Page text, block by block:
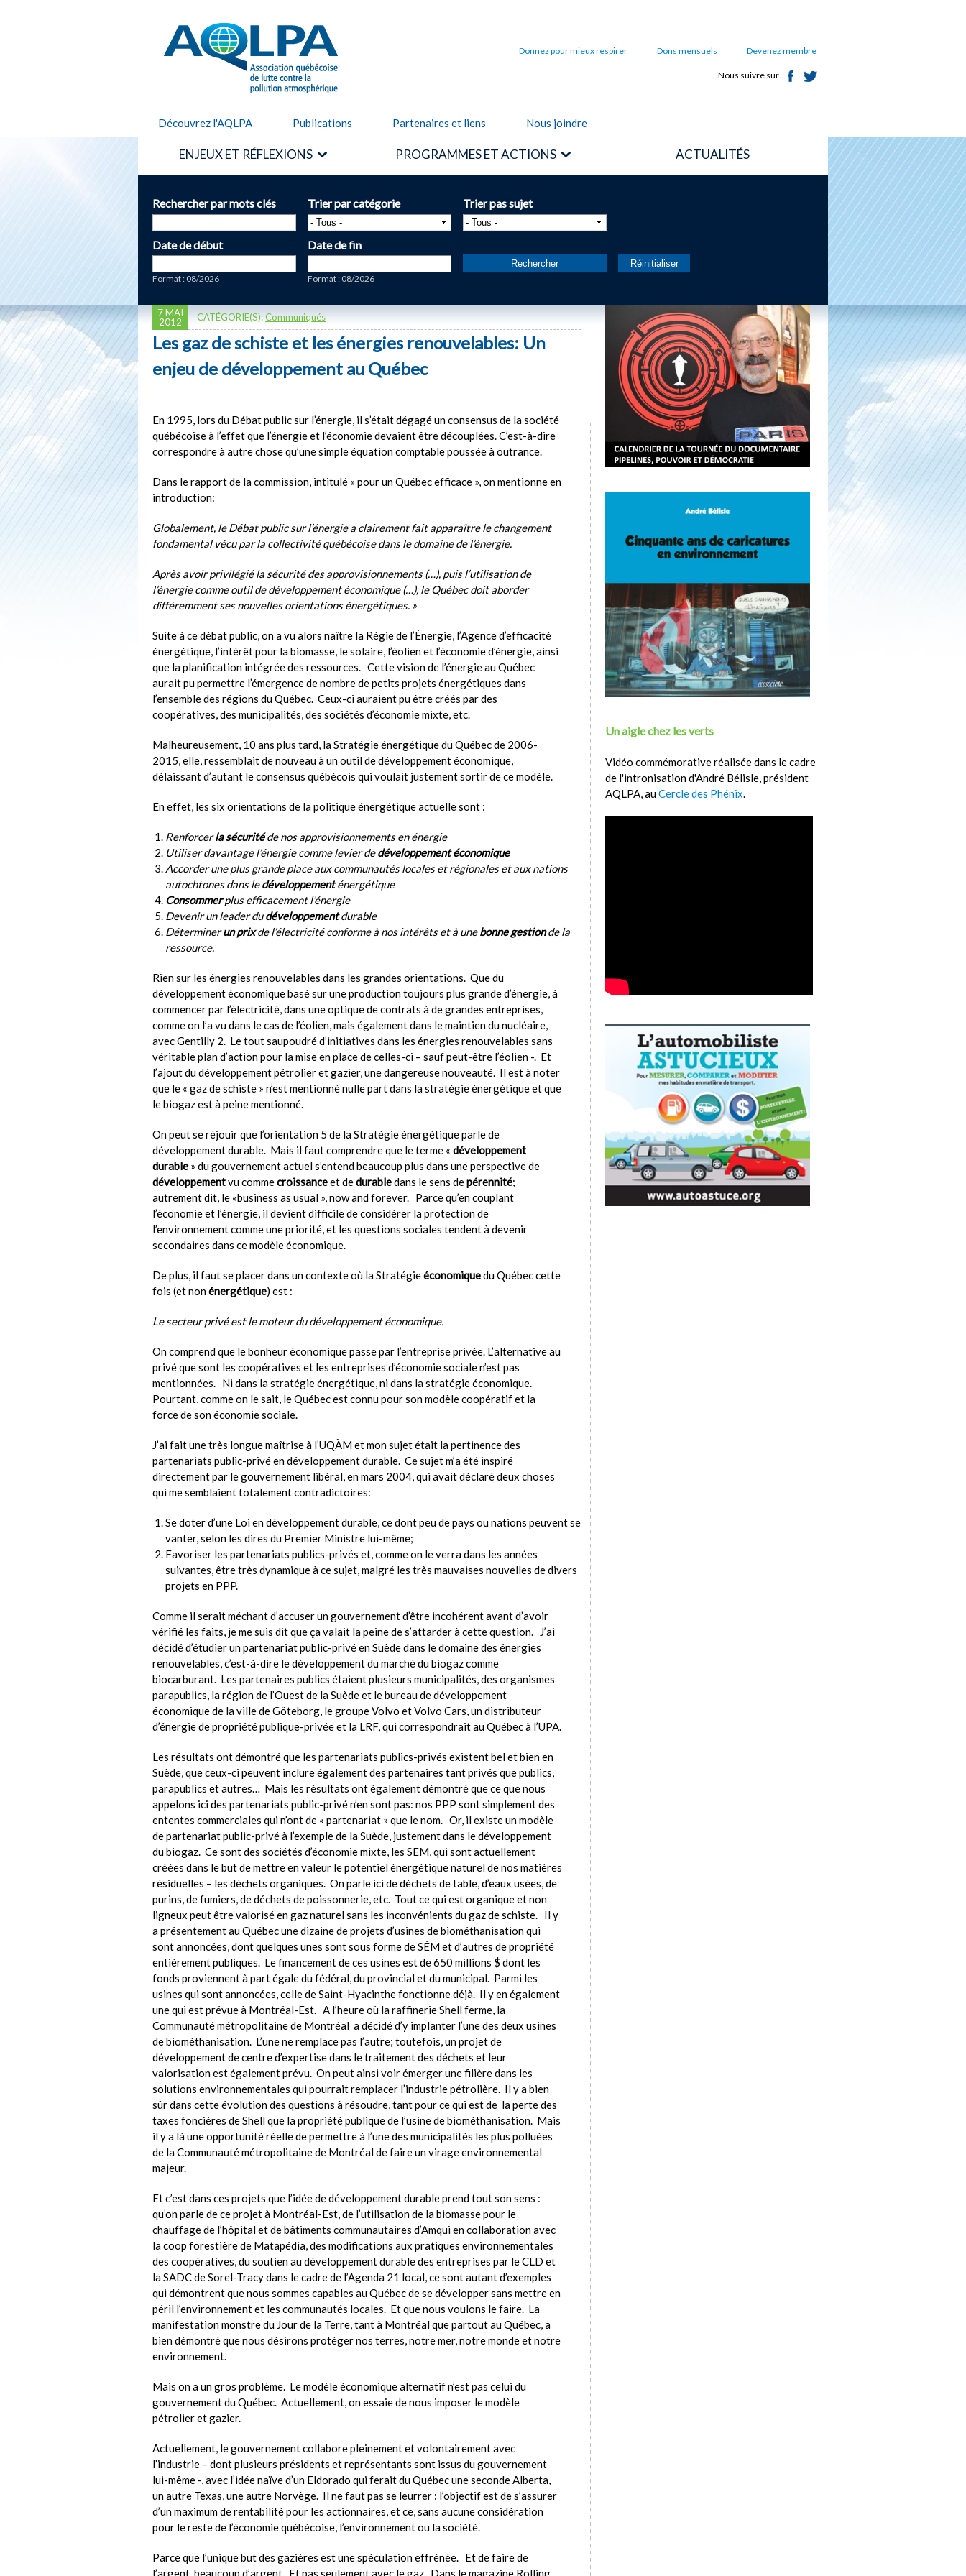
AQLPA Donnez pour mieux respirer Dons mensuels Devenez membre
Nous suivre sur
Découvrez l'AQLPA Publications Partenaires et liens Nous joindre
ENJEUX ET RÉFLEXIONS PROGRAMMES ET ACTIONS ACTUALITÉS
Rechercher par mots clés Trier par catégorie Trier pas sujet
Date de début
Format : 08/2026
Date de fin
Format : 08/2026
7 MAI
2012
CATÉGORIE(S):Communiqués
Les gaz de schiste et les énergies renouvelables: Un
enjeu de développement au Québec
En 1995, lors du Débat public sur l’énergie, il s’était dégagé un consensus de la société
québécoise à l’effet que l’énergie et l’économie devaient être découplées. C’est-à-dire
correspondre à autre chose qu’une simple équation comptable poussée à outrance.
Dans le rapport de la commission, intitulé « pour un Québec efficace », on mentionne en
introduction:
Globalement, le Débat public sur l’énergie a clairement fait apparaître le changement
fondamental vécu par la collectivité québécoise dans le domaine de l’énergie.
Après avoir privilégié la sécurité des approvisionnements (…), puis l’utilisation de
l’énergie comme outil de développement économique (…), le Québec doit aborder
différemment ses nouvelles orientations énergétiques. »
Suite à ce débat public, on a vu alors naître la Régie de l’Énergie, l’Agence d’efficacité
énergétique, l’intérêt pour la biomasse, le solaire, l’éolien et l’économie d’énergie, ainsi
que la planification intégrée des ressources. Cette vision de l’énergie au Québec
aurait pu permettre l’émergence de nombre de petits projets énergétiques dans
l’ensemble des régions du Québec. Ceux-ci auraient pu être créés par des
coopératives, des municipalités, des sociétés d’économie mixte, etc.
Malheureusement, 10 ans plus tard, la Stratégie énergétique du Québec de 2006-
2015, elle, ressemblait de nouveau à un outil de développement économique,
délaissant d’autant le consensus québécois qui voulait justement sortir de ce modèle.
En effet, les six orientations de la politique énergétique actuelle sont :
Renforcerla sécuritéde nos approvisionnements en énergie
Utiliser davantage l’énergie comme levier dedéveloppement économique
Accorder une plus grande place aux communautés locales et régionales et aux nations
autochtones dans ledéveloppementénergétique
Consommerplus efficacement l’énergie
Devenir un leader dudéveloppementdurable
Déterminerun prixde l’électricité conforme à nos intérêts et à unebonne gestionde la
ressource.
Rien sur les énergies renouvelables dans les grandes orientations. Que du
développement économique basé sur une production toujours plus grande d’énergie, à
commencer par l’électricité, dans une optique de contrats à de grandes entreprises,
comme on l’a vu dans le cas de l’éolien, mais également dans le maintien du nucléaire,
avec Gentilly 2. Le tout saupoudré d’initiatives dans les énergies renouvelables sans
véritable plan d’action pour la mise en place de celles-ci – sauf peut-être l’éolien -. Et
l’ajout du développement pétrolier et gazier, une dangereuse nouveauté. Il est à noter
que le « gaz de schiste » n’est mentionné nulle part dans la stratégie énergétique et que
le biogaz est à peine mentionné.
On peut se réjouir que l’orientation 5 de la Stratégie énergétique parle de
développement durable. Mais il faut comprendre que le terme « développement
durable » du gouvernement actuel s’entend beaucoup plus dans une perspective de
développementvu commecroissanceet dedurabledans le sens depérennité;
autrement dit, le «business as usual », now and forever. Parce qu’en couplant
l’économie et l’énergie, il devient difficile de considérer la protection de
l’environnement comme une priorité, et les questions sociales tendent à devenir
secondaires dans ce modèle économique.
De plus, il faut se placer dans un contexte où la Stratégieéconomiquedu Québec cette
fois (et nonénergétique) est :
Le secteur privé est le moteur du développement économique.
On comprend que le bonheur économique passe par l’entreprise privée. L’alternative au
privé que sont les coopératives et les entreprises d’économie sociale n’est pas
mentionnées. Ni dans la stratégie énergétique, ni dans la stratégie économique.
Pourtant, comme on le sait, le Québec est connu pour son modèle coopératif et la
force de son économie sociale.
J’ai fait une très longue maîtrise à l’UQÀM et mon sujet était la pertinence des
partenariats public-privé en développement durable. Ce sujet m’a été inspiré
directement par le gouvernement libéral, en mars 2004, qui avait déclaré deux choses
qui me semblaient totalement contradictoires:
Se doter d’une Loi en développement durable, ce dont peu de pays ou nations peuvent se
vanter, selon les dires du Premier Ministre lui-même;
Favoriser les partenariats publics-privés et, comme on le verra dans les années
suivantes, être très dynamique à ce sujet, malgré les très mauvaises nouvelles de divers
projets en PPP.
Comme il serait méchant d’accuser un gouvernement d’être incohérent avant d’avoir
vérifié les faits, je me suis dit que ça valait la peine de s’attarder à cette question. J’ai
décidé d’étudier un partenariat public-privé en Suède dans le domaine des énergies
renouvelables, c’est-à-dire le développement du marché du biogaz comme
biocarburant. Les partenaires publics étaient plusieurs municipalités, des organismes
parapublics, la région de l’Ouest de la Suède et le bureau de développement
économique de la ville de Göteborg, le groupe Volvo et Volvo Cars, un distributeur
d’énergie de propriété publique-privée et la LRF, qui correspondrait au Québec à l’UPA.
Les résultats ont démontré que les partenariats publics-privés existent bel et bien en
Suède, que ceux-ci peuvent inclure également des partenaires tant privés que publics,
parapublics et autres… Mais les résultats ont également démontré que ce que nous
appelons ici des partenariats public-privé n’en sont pas: nos PPP sont simplement des
ententes commerciales qui n’ont de « partenariat » que le nom. Or, il existe un modèle
de partenariat public-privé à l’exemple de la Suède, justement dans le développement
du biogaz. Ce sont des sociétés d’économie mixte, les SEM, qui sont actuellement
créées dans le but de mettre en valeur le potentiel énergétique naturel de nos matières
résiduelles – les déchets organiques. On parle ici de déchets de table, d’eaux usées, de
purins, de fumiers, de déchets de poissonnerie, etc. Tout ce qui est organique et non
ligneux peut être valorisé en gaz naturel sans les inconvénients du gaz de schiste. Il y
a présentement au Québec une dizaine de projets d’usines de biométhanisation qui
sont annoncées, dont quelques unes sont sous forme de SÉM et d’autres de propriété
entièrement publiques. Le financement de ces usines est de 650 millions $ dont les
fonds proviennent à part égale du fédéral, du provincial et du municipal. Parmi les
usines qui sont annoncées, celle de Saint-Hyacinthe fonctionne déjà. Il y en également
une qui est prévue à Montréal-Est. A l’heure où la raffinerie Shell ferme, la
Communauté métropolitaine de Montréal a décidé d’y implanter l’une des deux usines
de biométhanisation. L’une ne remplace pas l’autre; toutefois, un projet de
développement de centre d’expertise dans le traitement des déchets et leur
valorisation est également prévu. On peut ainsi voir émerger une filière dans les
solutions environnementales qui pourrait remplacer l’industrie pétrolière. Il y a bien
sûr dans cette évolution des questions à résoudre, tant pour ce qui est de la perte des
taxes foncières de Shell que la propriété publique de l’usine de biométhanisation. Mais
il y a là une opportunité réelle de permettre à l’une des municipalités les plus polluées
de la Communauté métropolitaine de Montréal de faire un virage environnemental
majeur.
Et c’est dans ces projets que l’idée de développement durable prend tout son sens :
qu’on parle de ce projet à Montréal-Est, de l’utilisation de la biomasse pour le
chauffage de l’hôpital et de bâtiments communautaires d’Amqui en collaboration avec
la coop forestière de Matapédia, des modifications aux pratiques environnementales
des coopératives, du soutien au développement durable des entreprises par le CLD et
la SADC de Sorel-Tracy dans le cadre de l’Agenda 21 local, ce sont autant d’exemples
qui démontrent que nous sommes capables au Québec de se développer sans mettre en
péril l’environnement et les communautés locales. Et que nous voulons le faire. La
manifestation monstre du Jour de la Terre, tant à Montréal que partout au Québec, a
bien démontré que nous désirons protéger nos terres, notre mer, notre monde et notre
environnement.
Mais on a un gros problème. Le modèle économique alternatif n’est pas celui du
gouvernement du Québec. Actuellement, on essaie de nous imposer le modèle
pétrolier et gazier.
Actuellement, le gouvernement collabore pleinement et volontairement avec
l’industrie – dont plusieurs présidents et représentants sont issus du gouvernement
lui-même -, avec l’idée naïve d’un Eldorado qui ferait du Québec une seconde Alberta,
un autre Texas, une autre Norvège. Il ne faut pas se leurrer : l’objectif est de s’assurer
d’un maximum de rentabilité pour les actionnaires, et ce, sans aucune considération
pour le reste de l’économie québécoise, l’environnement ou la société.
Parce que l’unique but des gazières est une spéculation effrénée. Et de faire de
l’argent, beaucoup d’argent. Et pas seulement avec le gaz. Dans le magazine Rolling
Un aigle chez les verts
Vidéo commémorative réalisée dans le cadre
de l'intronisation d'André Bélisle, président
AQLPA, auCercle des Phénix.